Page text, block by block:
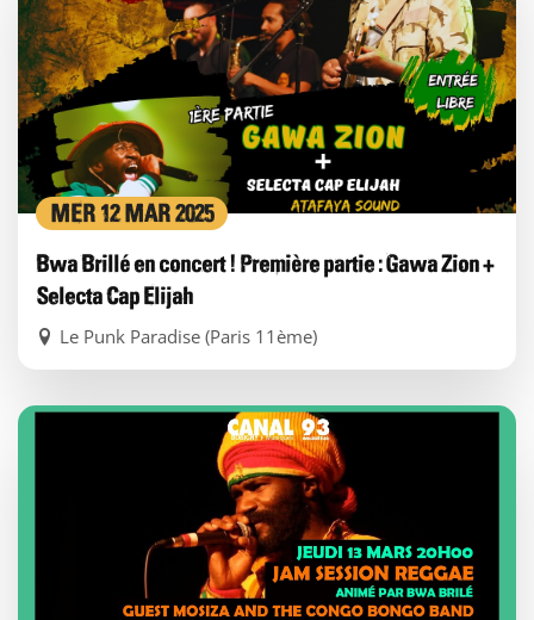
MER 12 MAR 2025
Bwa Brillé en concert ! Première partie : Gawa Zion +
Selecta Cap Elijah
Le Punk Paradise (Paris 11ème)